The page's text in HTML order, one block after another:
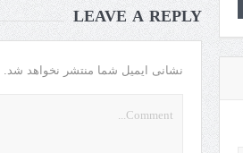
LEAVE A REPLY
نشانی ایمیل شما منتشر نخواهد شد.